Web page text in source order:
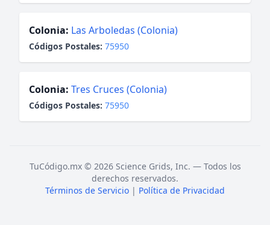
Colonia: Las Arboledas (Colonia)
Códigos Postales: 75950
Colonia: Tres Cruces (Colonia)
Códigos Postales: 75950
TuCódigo.mx © 2026 Science Grids, Inc. — Todos los
derechos reservados.
Términos de Servicio | Política de Privacidad